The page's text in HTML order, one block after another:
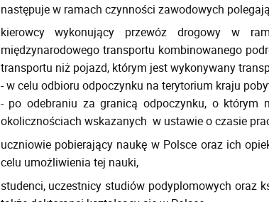
następuje w ramach czynności zawodowych
kierowcy wykonujący przewóz drogowy w
międzynarodowego transportu kombinowanego
transportu niż pojazd, którym jest wykonywany
- w celu odbioru odpoczynku na terytorium kraju
- po odebraniu za granicą odpoczynku, o którym
okolicznościach wskazanych w ustawie o czasie
uczniowie pobierający naukę w Polsce oraz ich
celu umożliwienia tej nauki,
studenci, uczestnicy studiów podyplomowych oraz